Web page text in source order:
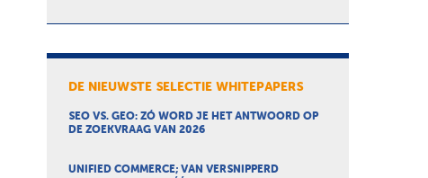
DE NIEUWSTE SELECTIE WHITEPAPERS
SEO VS. GEO: ZÓ WORD JE HET ANTWOORD OP
DE ZOEKVRAAG VAN 2026
UNIFIED COMMERCE; VAN VERSNIPPERD